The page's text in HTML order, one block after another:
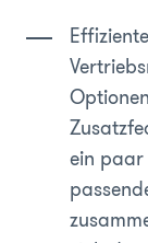
ein paar